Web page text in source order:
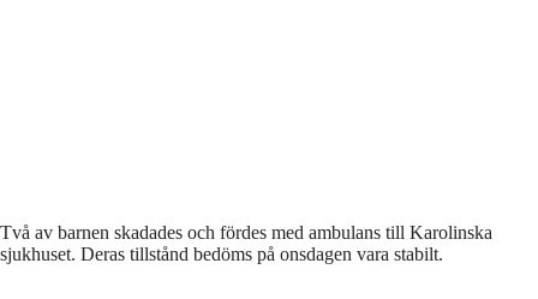
Två av barnen skadades och fördes med ambulans till Karolinska
sjukhuset. Deras tillstånd bedöms på onsdagen vara stabilt.